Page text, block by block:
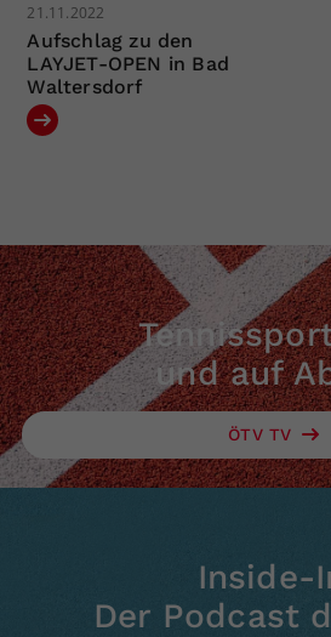
21.11.2022
Aufschlag zu den
LAYJET-OPEN in Bad
Waltersdorf
und auf
ÖTV TV
Inside-
Der Podcast